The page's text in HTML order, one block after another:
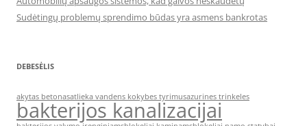
Sudėtingų problemų sprendimo būdas yra asmens bankrotas
DEBESĖLIS
akytas betonasatlieka vandens kokybes tyrimusazurines trinkeles
bakterijos kanalizacijai